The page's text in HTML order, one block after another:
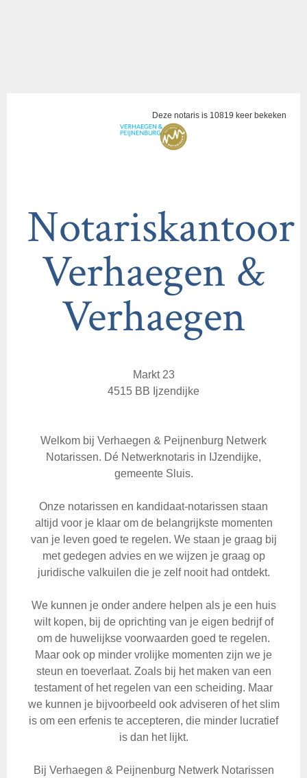
Deze notaris is 10819 keer bekeken
Notariskantoor
Verhaegen &
Verhaegen
Markt 23
4515 BB Ijzendijke
Welkom bij Verhaegen & Peijnenburg Netwerk
Notarissen. Dé Netwerknotaris in IJzendijke,
gemeente Sluis.
Onze notarissen en kandidaat-notarissen staan
altijd voor je klaar om de belangrijkste momenten
van je leven goed te regelen. We staan je graag bij
met gedegen advies en we wijzen je graag op
juridische valkuilen die je zelf nooit had ontdekt.
We kunnen je onder andere helpen als je een huis
wilt kopen, bij de oprichting van je eigen bedrijf of
om de huwelijkse voorwaarden goed te regelen.
Maar ook op minder vrolijke momenten zijn we je
steun en toeverlaat. Zoals bij het maken van een
testament of het regelen van een scheiding. Maar
we kunnen je bijvoorbeeld ook adviseren of het slim
is om een erfenis te accepteren, die minder lucratief
is dan het lijkt.
Bij Verhaegen & Peijnenburg Netwerk Notarissen